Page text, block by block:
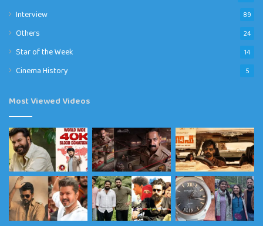
Interview 89
Others 24
Star of the Week 14
Cinema History 5
Most Viewed Videos